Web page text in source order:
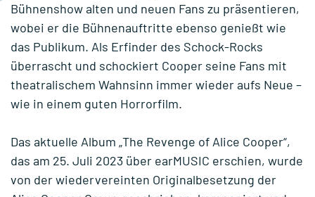
Bühnenshow alten und neuen Fans zu präsentieren,
wobei er die Bühnenauftritte ebenso genießt wie
das Publikum. Als Erfinder des Schock-Rocks
überrascht und schockiert Cooper seine Fans mit
theatralischem Wahnsinn immer wieder aufs Neue –
wie in einem guten Horrorfilm.
Das aktuelle Album „The Revenge of Alice Cooper“,
das am 25. Juli 2023 über earMUSIC erschien, wurde
von der wiedervereinten Originalbesetzung der